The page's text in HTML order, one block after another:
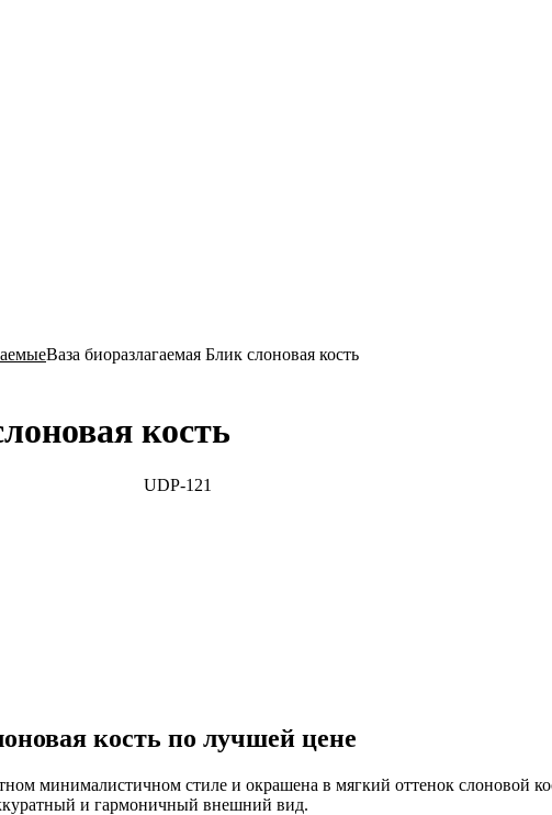
Ваза биоразлагаемая Блик слоновая кость
кость
UDP-121
кость по лучшей цене
минималистичном стиле и окрашена в мягкий оттенок слоновой
и гармоничный внешний вид.